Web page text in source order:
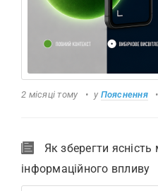
2 місяці тому у Пояснення
Як зберегти
інформаційного впливу